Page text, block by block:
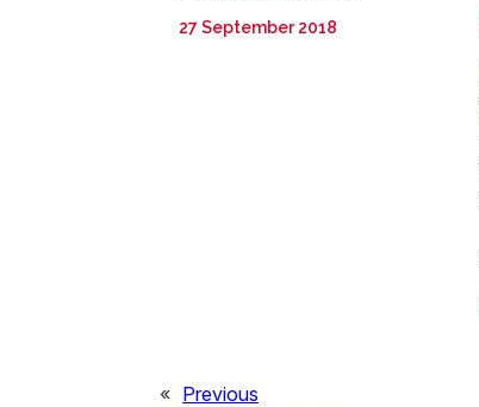
27 September 2018
« Previous